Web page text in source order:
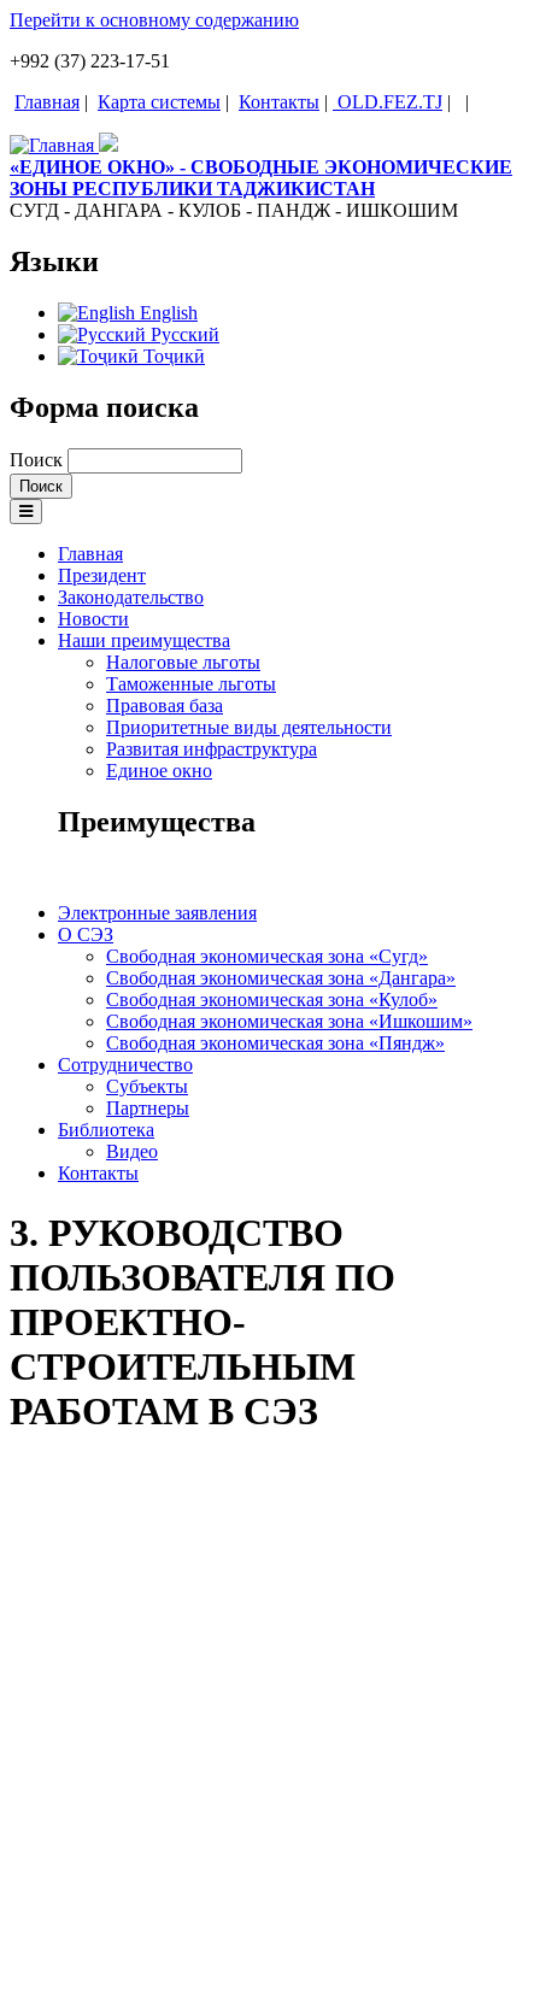
Перейти к основному содержанию
+992 (37) 223-17-51
Главная | Карта системы | Контакты | OLD.FEZ.TJ | |
«ЕДИНОЕ ОКНО» - СВОБОДНЫЕ ЭКОНОМИЧЕСКИЕ
ЗОНЫ РЕСПУБЛИКИ ТАДЖИКИСТАН
СУГД - ДАНГАРА - КУЛОБ - ПАНДЖ - ИШКОШИМ
Языки
English
Русский
Тоҷикӣ
Форма поиска
Поиск
Главная
Президент
Законодательство
Новости
Наши преимущества
Налоговые льготы
Таможенные льготы
Правовая база
Приоритетные виды деятельности
Развитая инфраструктура
Единое окно
Преимущества
Электронные заявления
О СЭЗ
Свободная экономическая зона «Сугд»
Свободная экономическая зона «Дангара»
Свободная экономическая зона «Кулоб»
Свободная экономическая зона «Ишкошим»
Свободная экономическая зона «Пяндж»
Сотрудничество
Субъекты
Партнеры
Библиотека
Видео
Контакты
3. РУКОВОДСТВО
ПОЛЬЗОВАТЕЛЯ ПО
ПРОЕКТНО-
СТРОИТЕЛЬНЫМ
РАБОТАМ В СЭЗ